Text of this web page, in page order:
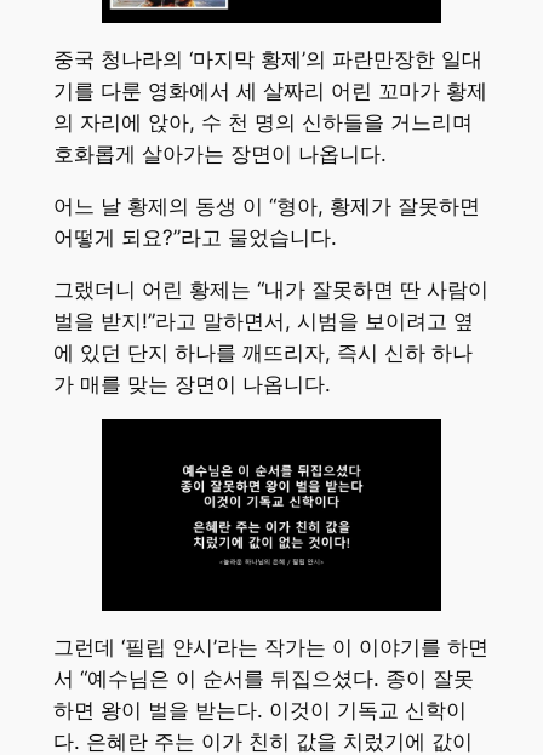
중국 청나라의 ‘마지막 황제’의 파란만장한 일대
기를 다룬 영화에서 세 살짜리 어린 꼬마가 황제
의 자리에 앉아, 수 천 명의 신하들을 거느리며
호화롭게 살아가는 장면이 나옵니다.
어느 날 황제의 동생 이 “형아, 황제가 잘못하면
어떻게 되요?”라고 물었습니다.
그랬더니 어린 황제는 “내가 잘못하면 딴 사람이
벌을 받지!”라고 말하면서, 시범을 보이려고 옆
에 있던 단지 하나를 깨뜨리자, 즉시 신하 하나
가 매를 맞는 장면이 나옵니다.
그런데 ‘필립 얀시’라는 작가는 이 이야기를 하면
서 “예수님은 이 순서를 뒤집으셨다. 종이 잘못
하면 왕이 벌을 받는다. 이것이 기독교 신학이
다. 은혜란 주는 이가 친히 값을 치렀기에 값이